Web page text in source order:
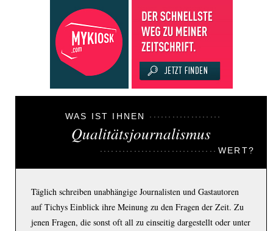
WAS IST IHNEN
Qualitätsjournalismus
WERT?
Täglich schreiben unabhängige Journalisten und Gastautoren
auf Tichys Einblick ihre Meinung zu den Fragen der Zeit. Zu
jenen Fragen, die sonst oft all zu einseitig dargestellt oder unter